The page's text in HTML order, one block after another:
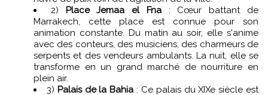
2)
Place Jemaa el Fna: Cœur battant de
Marrakech, cette place est connue pour son
animation constante. Du matin au soir, elle s'anime
avec des conteurs, des musiciens, des charmeurs de
serpents et des vendeurs ambulants. La nuit, elle se
transforme en un grand marché de nourriture en
plein air.
3) Palais de la Bahia : Ce palais du XIXe siècle est